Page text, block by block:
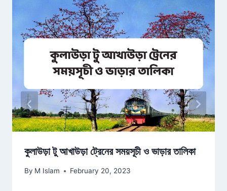
কুলাউড়া টু আখাউড়া ট্রেনের সময়সূচী ও ভাড়ার তালিকা
By M Islam February 20, 2023